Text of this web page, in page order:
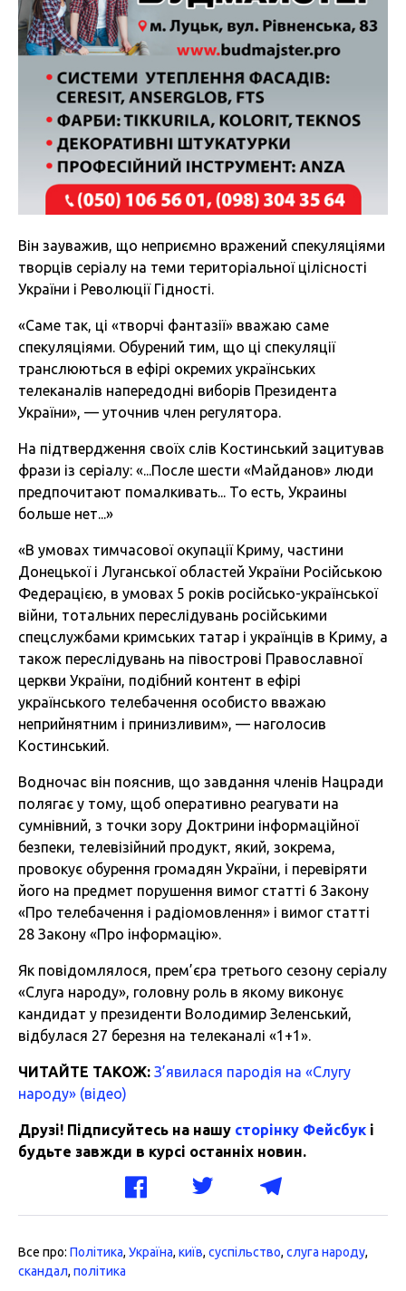
Він зауважив, що неприємно вражений спекуляціями
творців серіалу на теми територіальної цілісності
України і Революції Гідності.
«Саме так, ці «творчі фантазії» вважаю саме
спекуляціями. Обурений тим, що ці спекуляції
транслюються в ефірі окремих українських
телеканалів напередодні виборів Президента
України», — уточнив член регулятора.
На підтвердження своїх слів Костинський зацитував
фрази із серіалу: «...После шести «Майданов» люди
предпочитают помалкивать... То есть, Украины
больше нет...»
«В умовах тимчасової окупації Криму, частини
Донецької і Луганської областей України Російською
Федерацією, в умовах 5 років російсько-української
війни, тотальних переслідувань російськими
спецслужбами кримських татар і українців в Криму, а
також переслідувань на півострові Православної
церкви України, подібний контент в ефірі
українського телебачення особисто вважаю
неприйнятним і принизливим», — наголосив
Костинський.
Водночас він пояснив, що завдання членів Нацради
полягає у тому, щоб оперативно реагувати на
сумнівний, з точки зору Доктрини інформаційної
безпеки, телевізійний продукт, який, зокрема,
провокує обурення громадян України, і перевіряти
його на предмет порушення вимог статті 6 Закону
«Про телебачення і радіомовлення» і вимог статті
28 Закону «Про інформацію».
Як повідомлялося, прем’єра третього сезону серіалу
«Слуга народу», головну роль в якому виконує
кандидат у президенти Володимир Зеленський,
відбулася 27 березня на телеканалі «1+1».
ЧИТАЙТЕ ТАКОЖ: З’явилася пародія на «Слугу
народу» (відео)
Друзі! Підписуйтесь на нашу сторінку Фейсбук і
будьте завжди в курсі останніх новин.
Все про: Політика, Україна, київ, суспільство, слуга народу,
скандал, політика